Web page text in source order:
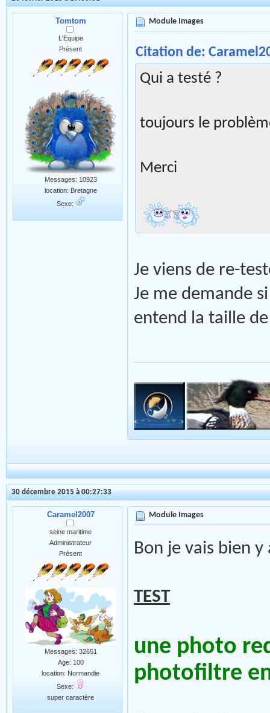
Tomtom
L'Equipe
Présent
Messages: 10923
location: Bretagne
Sexe:
Module Images
Citation de:
Qui a testé ?
toujours le
Merci
Je viens de re-
Je me demande
entend la taille
30 décembre 2015 à 00:27:33
Caramel2007
seine maritime
Administrateur
Présent
Messages: 32651
Age: 100
location: Normandie
Sexe:
super caractère
Module Images
Bon je vais bien
TEST
une photo
photofiltre